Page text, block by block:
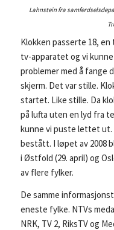
Lahnstein fra
Klokken passerte 18, en
tv-apparatet og vi
problemer med å fange
skjerm. Det var stille.
startet. Like stille. Da
på lufta uten en lyd fra
kunne vi puste lettet
bestått. I løpet av 2008
i Østfold (29. april) og
av flere fylker.
De samme
eneste fylke. NTVs
NRK, TV 2, RiksTV og